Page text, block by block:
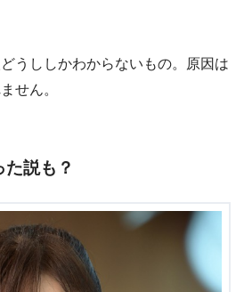
うししかわからないもの。原因は
せん。
説も？